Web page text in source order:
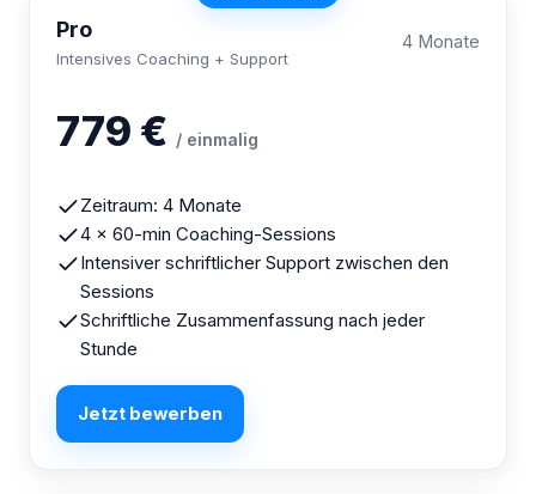
Pro
Intensives Coaching + Support
4 Monate
779 € / einmalig
Zeitraum: 4 Monate
4 × 60-min Coaching-Sessions
Intensiver schriftlicher Support zwischen den
Sessions
Schriftliche Zusammenfassung nach jeder
Stunde
Jetzt bewerben